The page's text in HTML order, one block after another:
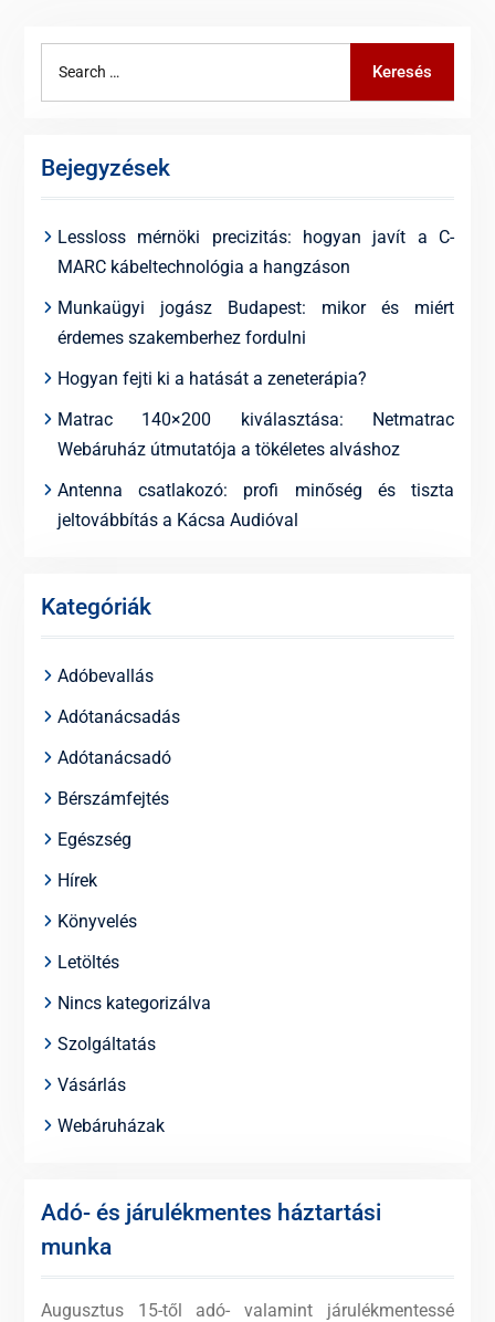
Keresés
Bejegyzések
Lessloss mérnöki precizitás: hogyan javít a C-
MARC kábeltechnológia a hangzáson
Munkaügyi jogász Budapest: mikor és miért
érdemes szakemberhez fordulni
Hogyan fejti ki a hatását a zeneterápia?
Matrac 140×200 kiválasztása: Netmatrac
Webáruház útmutatója a tökéletes alváshoz
Antenna csatlakozó: profi minőség és tiszta
jeltovábbítás a Kácsa Audióval
Kategóriák
Adóbevallás
Adótanácsadás
Adótanácsadó
Bérszámfejtés
Egészség
Hírek
Könyvelés
Letöltés
Nincs kategorizálva
Szolgáltatás
Vásárlás
Webáruházak
Adó- és járulékmentes háztartási
munka
Augusztus 15-től adó- valamint járulékmentessé